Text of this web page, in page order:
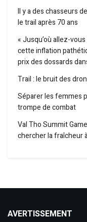
Il y a des chasseurs
le trail après 70 ans
« Jusqu’où allez-
cette inflation
prix des dossards
Trail : le bruit des
Séparer les femmes
trompe de combat
Val Tho Summit
chercher la fraîcheur
AVERTISSEMENT